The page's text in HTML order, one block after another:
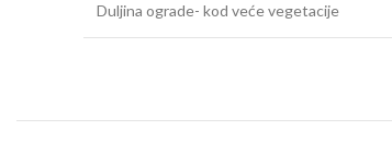
Duljina ograde- kod veće vegetacije